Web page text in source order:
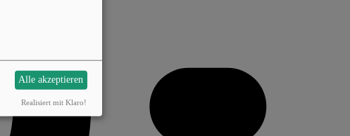
Alle akzeptieren
Realisiert mit Klaro!